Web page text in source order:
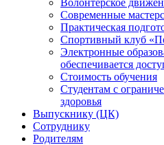
Волонтёрское
Современные
Практическая
Спортивный клуб
Электронные
обеспечивается
Стоимость обучения
Студентам с
здоровья
Выпускнику (ЦК)
Сотруднику
Родителям